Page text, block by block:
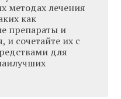
методах лечения
как
препараты и
и сочетайте их с
для